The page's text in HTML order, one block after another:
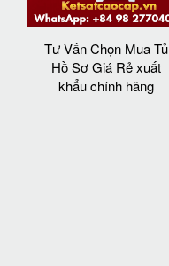
Tư Vấn Chọn Mua Tủ
Hồ Sơ Giá Rẻ xuất
khẩu chính hãng